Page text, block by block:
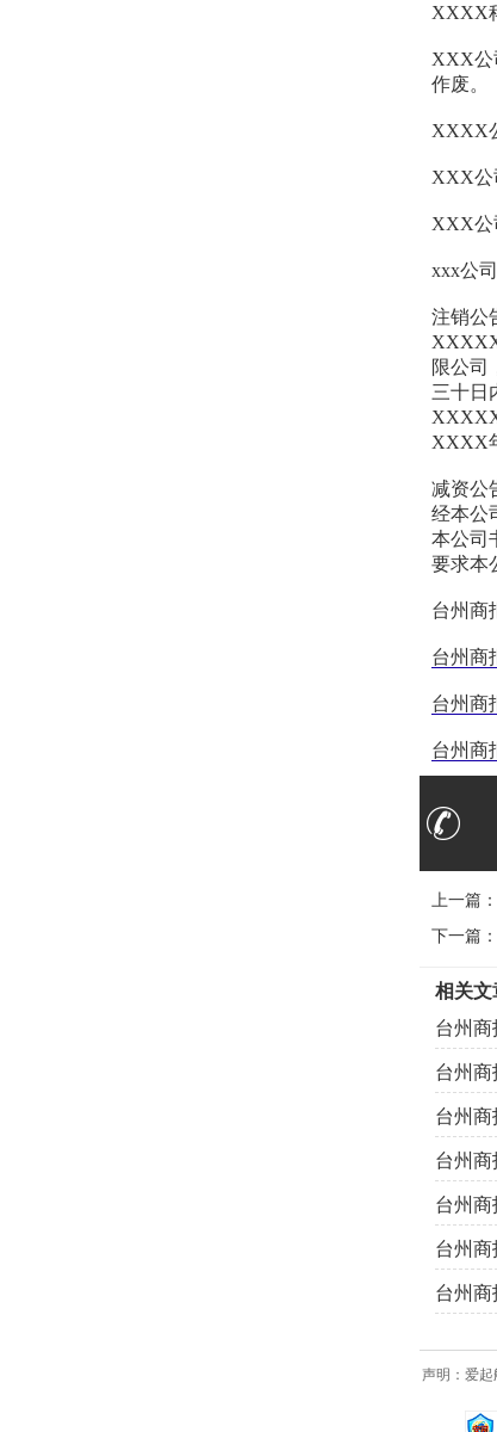
XXXX
XXX公
作废。
XXXX
XXX公
XXX公
xxx公
注销
限公司
三十日
XXXX
减资
经本公
本公司
要求本
台州商
台州商
台州商
台州商
上一篇：
下一篇：
相关文
台州
台州
台州商
台州
台州
台州商
台州商
声明：爱起